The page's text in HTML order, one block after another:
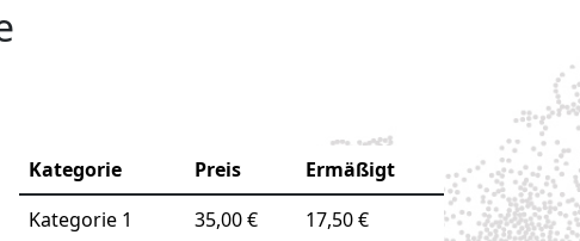
Kategorie Preis
Ermäßigt
Kategorie 1
35,00 €
17,50 €